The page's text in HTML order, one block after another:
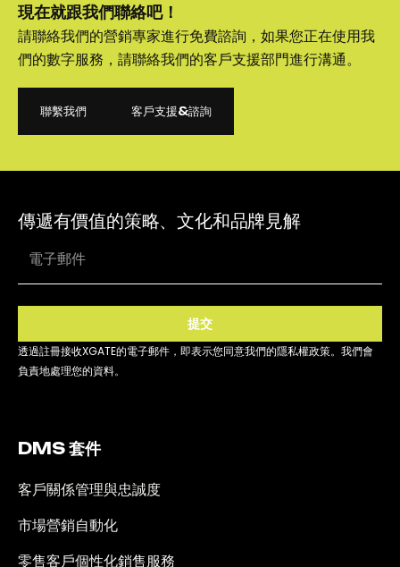
現在就跟我們聯絡吧！
請聯絡我們的營銷專家進行免費諮詢，如果您正在使用我
們的數字服務，請聯絡我們的客戶支援部門進行溝通。
聯繫我們
客戶支援&諮詢
傳遞有價值的策略、文化和品牌見解
提交
透過註冊接收XGATE的電子郵件，即表示您同意我們的隱私權政策。我們會
負責地處理您的資料。
DMS 套件
客戶關係管理與忠誠度
市場營銷自動化
零售客戶個性化銷售服務